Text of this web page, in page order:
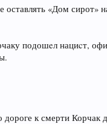
«Дом сирот»
подошeл нациcт,
к смерти Корчак